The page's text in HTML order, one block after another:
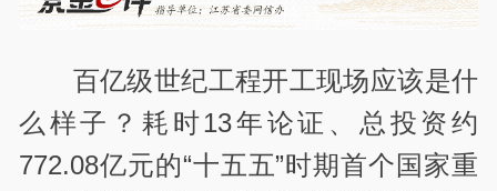
百亿级世纪工程开工现场应该是什
么样子？耗时13年论证、总投资约
772.08亿元的“十五五”时期首个国家重